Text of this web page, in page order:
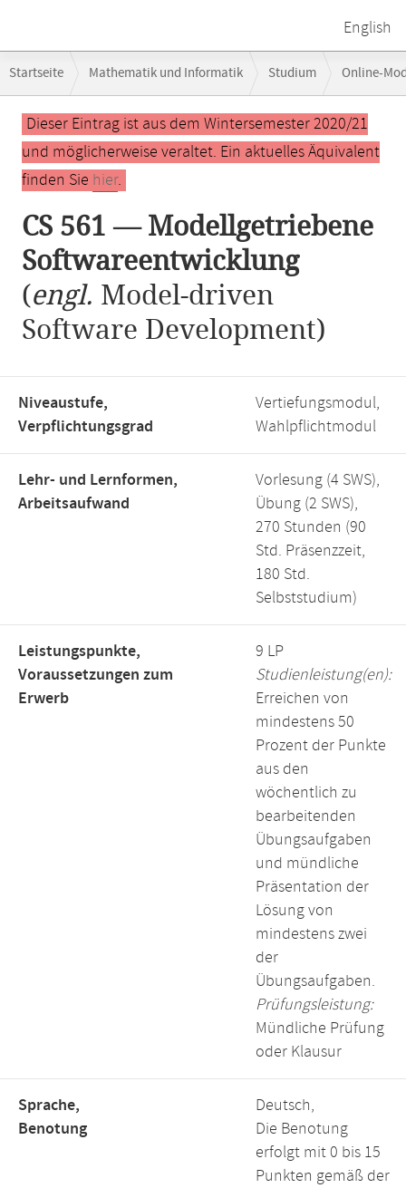
English
Navigation
Startseite Mathematik und Informatik Studium Online-
CS 561 — Modellgetriebene Softwareentwicklung
Hauptinhalt
Dieser Eintrag ist aus dem Wintersemester 2020/21
und möglicherweise veraltet. Ein aktuelles Äquivalent
finden Sie hier.
CS 561 — Modellgetriebene
Softwareentwicklung
(engl. Model-driven
Software Development)
Niveaustufe,
Verpflichtungsgrad
Vertiefungsmodul,
Wahlpflichtmodul
Lehr- und Lernformen,
Arbeitsaufwand
Vorlesung (4 SWS),
Übung (2 SWS),
270 Stunden (90
Std. Präsenzzeit,
180 Std.
Selbststudium)
Leistungspunkte,
Voraussetzungen zum
Erwerb
9 LP
Studienleistung(en):
Erreichen von
mindestens 50
Prozent der Punkte
aus den
wöchentlich zu
bearbeitenden
Übungsaufgaben
und mündliche
Präsentation der
Lösung von
mindestens zwei
der
Übungsaufgaben.
Prüfungsleistung:
Mündliche Prüfung
oder Klausur
Sprache,
Benotung
Deutsch,
Die Benotung
erfolgt mit 0 bis 15
Punkten gemäß der